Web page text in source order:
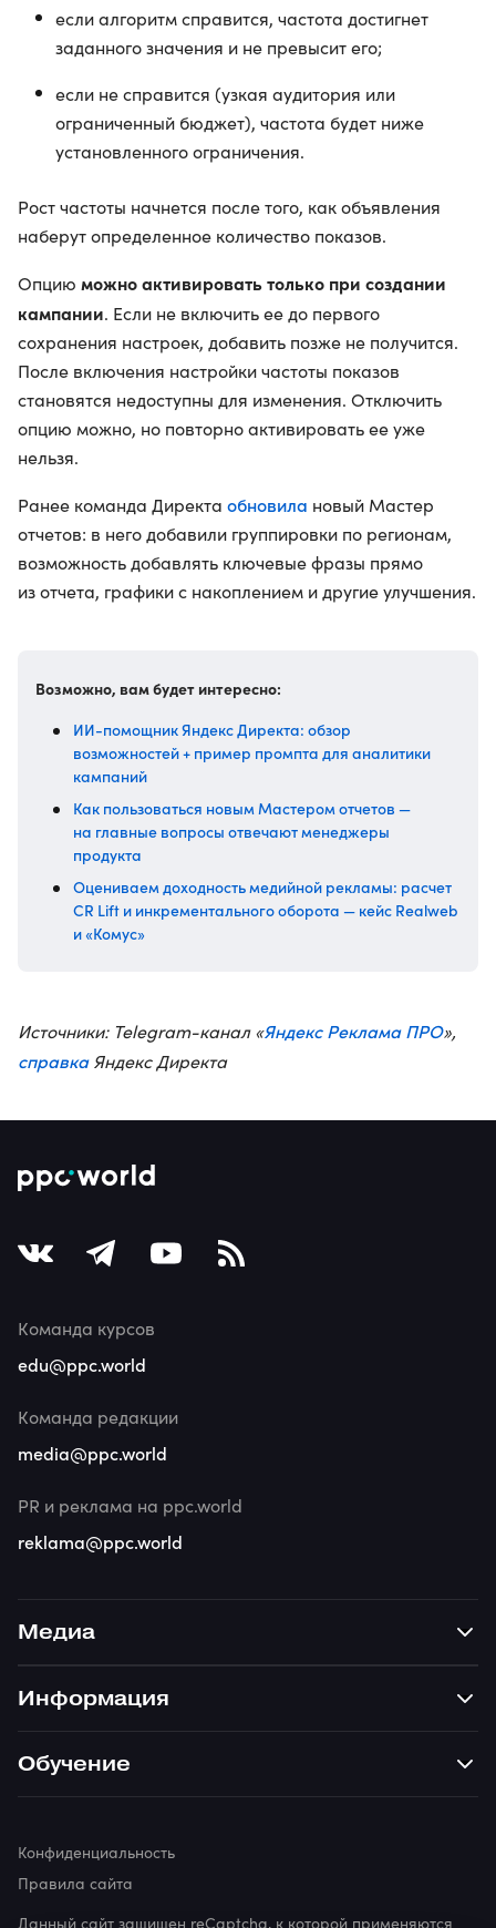
если алгоритм справится, частота достигнет
заданного значения и не превысит его;
если не справится (узкая аудитория или
ограниченный бюджет), частота будет ниже
установленного ограничения.
Рост частоты начнется после того, как объявления
наберут определенное количество показов.
Опцию можно активировать только при создании
кампании. Если не включить ее до первого
сохранения настроек, добавить позже не получится.
После включения настройки частоты показов
становятся недоступны для изменения. Отключить
опцию можно, но повторно активировать ее уже
нельзя.
Ранее команда Директа обновила новый Мастер
отчетов: в него добавили группировки по регионам,
возможность добавлять ключевые фразы прямо
из отчета, графики с накоплением и другие улучшения.
Возможно, вам будет интересно:
ИИ-помощник Яндекс Директа: обзор
возможностей + пример промпта для аналитики
кампаний
Как пользоваться новым Мастером отчетов —
на главные вопросы отвечают менеджеры
продукта
Оцениваем доходность медийной рекламы: расчет
CR Lift и инкрементального оборота — кейс Realweb
и «Комус»
Источники: Telegram-канал «Яндекс Реклама ПРО»,
справкаЯндекс Директа
Медиа
Информация
Обучение
Команда курсов
edu@ppc.world
Команда редакции
media@ppc.world
PR и реклама на ppc.world
reklama@ppc.world
Данный сайт защищен reCaptcha, к которой применяются
Конфиденциальность
Правила сайта